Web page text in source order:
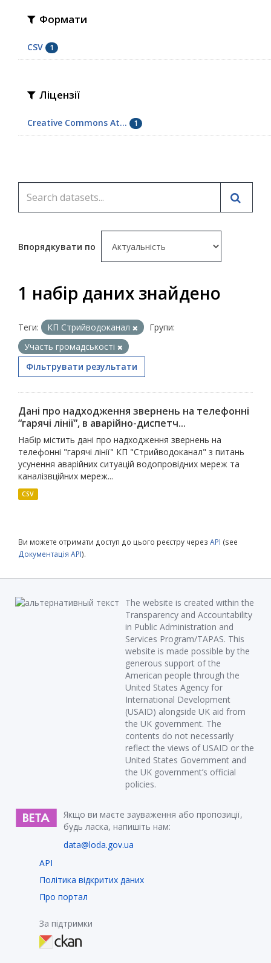
Формати
CSV 1
Ліцензії
Creative Commons At... 1
Впорядкувати по
1 набір даних знайдено
Теги: КП Стрийводоканал
Групи:
Участь громадськості
Фільтрувати результати
Дані про надходження звернень на телефонні
“гарячі лінії”, в аварійно-диспетч...
Набір містить дані про надходження звернень на
телефонні "гарячі лінії" КП "Стрийводоканал" з питань
усунення аварійних ситуацій водопровідних мереж та
каналізвційних мереж...
CSV
Ви можете отримати доступ до цього реєстру через API (see
Документація API).
The website is created within the
Transparency and Accountability
in Public Administration and
Services Program/TAPAS. This
website is made possible by the
generous support of the
American people through the
United States Agency for
International Development
(USAID) alongside UK aid from
the UK government. The
contents do not necessarily
reflect the views of USAID or the
United States Government and
the UK government’s official
policies.
Якщо ви маєте зауваження або пропозиції,
будь ласка, напишіть нам:
data@loda.gov.ua
API
Політика відкритих даних
Про портал
За підтримки